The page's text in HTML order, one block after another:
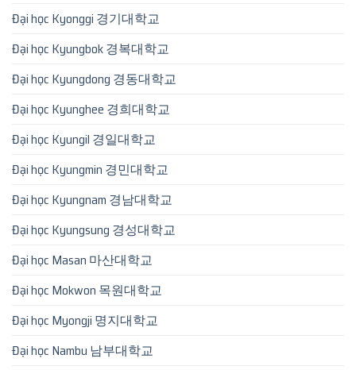
Đại học Kyonggi 경기대학교
Đại học Kyungbok 경복대학교
Đại học Kyungdong 경동대학교
Đại học Kyunghee 경희대학교
Đại học Kyungil 경일대학교
Đại học Kyungmin 경민대학교
Đại học Kyungnam 경남대학교
Đại học Kyungsung 경성대학교
Đại học Masan 마산대학교
Đại học Mokwon 목원대학교
Đại học Myongji 명지대학교
Đại học Nambu 남부대학교